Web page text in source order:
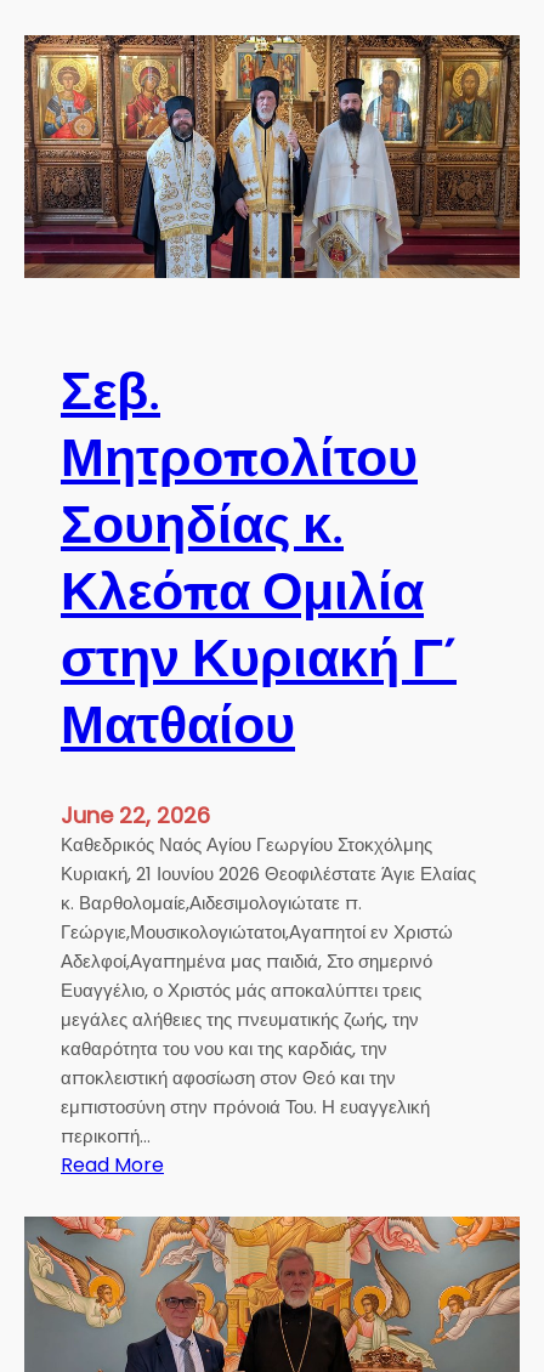
Σεβ.
Μητροπολίτου
Σουηδίας κ.
Κλεόπα Ομιλία
στην Κυριακή Γ´
Ματθαίου
June 22, 2026
Καθεδρικός Ναός Αγίου Γεωργίου Στοκχόλμης
Κυριακή, 21 Ιουνίου 2026 Θεοφιλέστατε Άγιε Ελαίας
κ. Βαρθολομαίε,Αιδεσιμολογιώτατε π.
Γεώργιε,Μουσικολογιώτατοι,Αγαπητοί εν Χριστώ
Αδελφοί,Αγαπημένα μας παιδιά, Στο σημερινό
Ευαγγέλιο, ο Χριστός μάς αποκαλύπτει τρεις
μεγάλες αλήθειες της πνευματικής ζωής, την
καθαρότητα του νου και της καρδιάς, την
αποκλειστική αφοσίωση στον Θεό και την
εμπιστοσύνη στην πρόνοιά Του. Η ευαγγελική
περικοπή…
Read More:
ε
β
.
Μ
η